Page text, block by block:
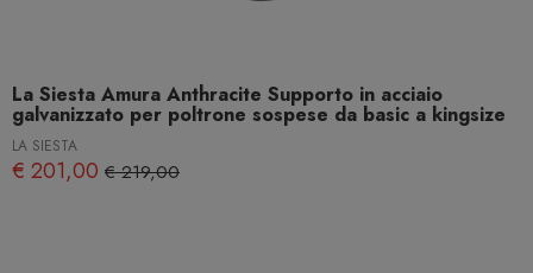
La Siesta Amura Anthracite Supporto in acciaio
galvanizzato per poltrone sospese da basic a kingsize
LA SIESTA
€ 201,00 € 219,00